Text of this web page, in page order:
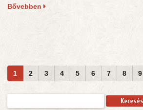
Bővebben
1 2 3 4 5 6 7 8 9